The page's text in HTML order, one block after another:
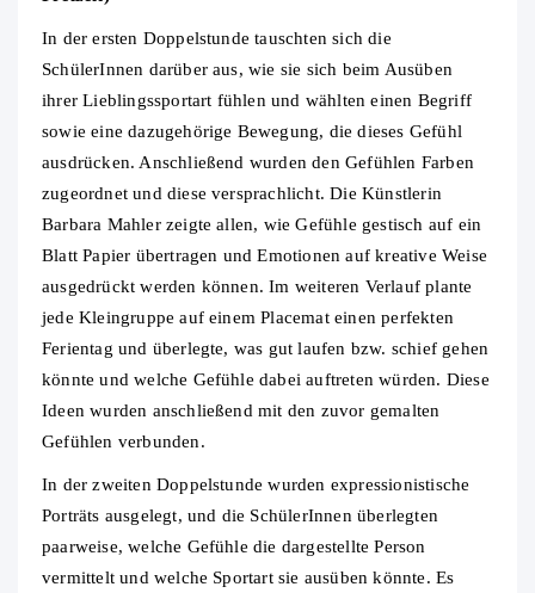
In der ersten Doppelstunde tauschten sich die
SchülerInnen darüber aus, wie sie sich beim Ausüben
ihrer Lieblingssportart fühlen und wählten einen Begriff
sowie eine dazugehörige Bewegung, die dieses Gefühl
ausdrücken. Anschließend wurden den Gefühlen Farben
zugeordnet und diese versprachlicht. Die Künstlerin
Barbara Mahler zeigte allen, wie Gefühle gestisch auf ein
Blatt Papier übertragen und Emotionen auf kreative Weise
ausgedrückt werden können. Im weiteren Verlauf plante
jede Kleingruppe auf einem Placemat einen perfekten
Ferientag und überlegte, was gut laufen bzw. schief gehen
könnte und welche Gefühle dabei auftreten würden. Diese
Ideen wurden anschließend mit den zuvor gemalten
Gefühlen verbunden.
In der zweiten Doppelstunde wurden expressionistische
Porträts ausgelegt, und die SchülerInnen überlegten
paarweise, welche Gefühle die dargestellte Person
vermittelt und welche Sportart sie ausüben könnte. Es